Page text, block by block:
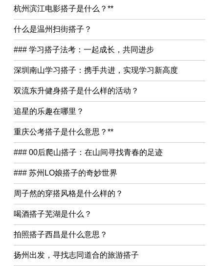
杭州滨江电影搭子是什么？**
什么是温州扫街搭子？
### 学习搭子法考：一起成长，共同进步
深圳南山学习搭子：携手共进，实现学习新高度
双流东升健身搭子是什么样的活动？
追星的乐趣在哪里？
重庆公考搭子是什么意思？**
### 00后爬山搭子：在山间寻找青春的足迹
### 苏州LO娘搭子的奇妙世界
周子然的穿搭风格是什么样的？
喝酒搭子芜湖是什么？
拍照搭子西昌是什么意思？
扬州出发，寻找志同道合的旅游搭子